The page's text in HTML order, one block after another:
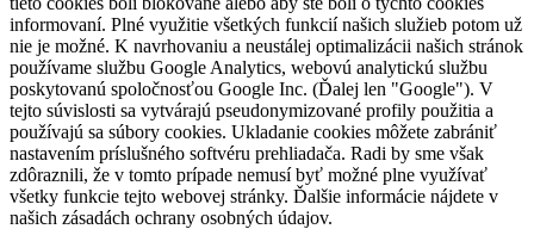
informovaní. Plné využitie všetkých funkcií našich služieb potom už
nie je možné. K navrhovaniu a neustálej optimalizácii našich stránok
používame službu Google Analytics, webovú analytickú službu
poskytovanú spoločnosťou Google Inc. (Ďalej len "Google"). V
tejto súvislosti sa vytvárajú pseudonymizované profily použitia a
používajú sa súbory cookies. Ukladanie cookies môžete zabrániť
nastavením príslušného softvéru prehliadača. Radi by sme však
zdôraznili, že v tomto prípade nemusí byť možné plne využívať
všetky funkcie tejto webovej stránky. Ďalšie informácie nájdete v
našich zásadách ochrany osobných údajov.